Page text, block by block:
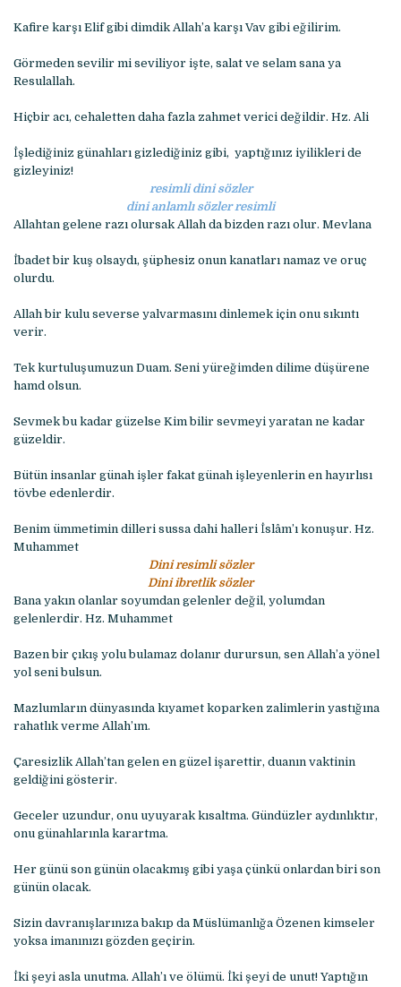
Kafire karşı Elif gibi dimdik Allah’a karşı Vav gibi eğilirim.
Görmeden sevilir mi seviliyor işte, salat ve selam sana ya
Resulallah.
Hiçbir acı, cehaletten daha fazla zahmet verici değildir. Hz. Ali
İşlediğiniz günahları gizlediğiniz gibi, yaptığınız iyilikleri de
gizleyiniz!
resimli dini sözler
dini anlamlı sözler resimli
Allahtan gelene razı olursak Allah da bizden razı olur. Mevlana
İbadet bir kuş olsaydı, şüphesiz onun kanatları namaz ve oruç
olurdu.
Allah bir kulu severse yalvarmasını dinlemek için onu sıkıntı
verir.
Tek kurtuluşumuzun Duam. Seni yüreğimden dilime düşürene
hamd olsun.
Sevmek bu kadar güzelse Kim bilir sevmeyi yaratan ne kadar
güzeldir.
Bütün insanlar günah işler fakat günah işleyenlerin en hayırlısı
tövbe edenlerdir.
Benim ümmetimin dilleri sussa dahi halleri İslâm’ı konuşur. Hz.
Muhammet
Dini resimli sözler
Dini ibretlik sözler
Bana yakın olanlar soyumdan gelenler değil, yolumdan
gelenlerdir. Hz. Muhammet
Bazen bir çıkış yolu bulamaz dolanır durursun, sen Allah’a yönel
yol seni bulsun.
Mazlumların dünyasında kıyamet koparken zalimlerin yastığına
rahatlık verme Allah’ım.
Çaresizlik Allah’tan gelen en güzel işarettir, duanın vaktinin
geldiğini gösterir.
Geceler uzundur, onu uyuyarak kısaltma. Gündüzler aydınlıktır,
onu günahlarınla karartma.
Her günü son günün olacakmış gibi yaşa çünkü onlardan biri son
günün olacak.
Sizin davranışlarınıza bakıp da Müslümanlığa Özenen kimseler
yoksa imanınızı gözden geçirin.
İki şeyi asla unutma. Allah’ı ve ölümü. İki şeyi de unut! Yaptığın